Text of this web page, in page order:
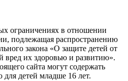
ограничениях в отношении
подлежащая распространению
закона «О защите детей от
их здоровью и развитию».
сайта могут содержать
детей младше 16 лет.